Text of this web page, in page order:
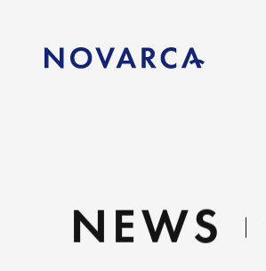
NEWS